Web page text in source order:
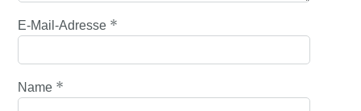
E-Mail-Adresse *
Name *